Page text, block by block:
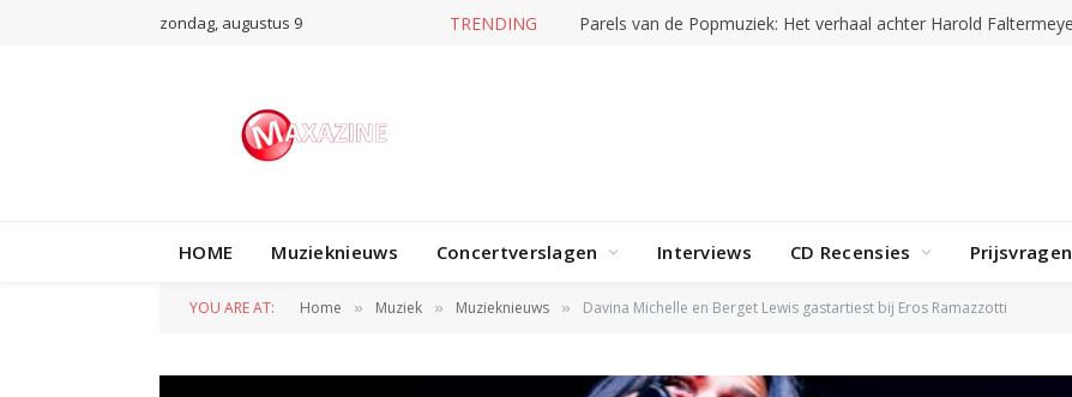
zondag, augustus 9 TRENDING
HOME Muzieknieuws Concertverslagen Interviews CD Recensies Prijsvragen
YOU ARE AT: Home » Muziek » Muzieknieuws » Davina Michelle en Berget Lewis gastartiest bij Eros Ramazzotti